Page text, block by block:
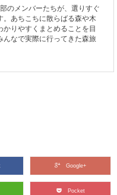
で”日本三大杉美林”とされる、高知
せすぎ）」。 天然魚...
行ける、高野山森林セラピ
シカル消費のシーンで話題になっ
いうキーワード。 聞いた...
のメンバーたちが、選りすぐ
。あちこちに散らばる森や木
かりやすくまとめることを目
んなで実際に行ってきた森旅
Google+
Pocket